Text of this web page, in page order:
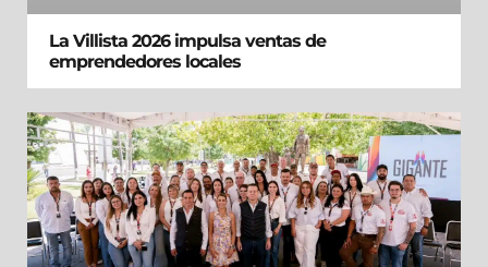
La Villista 2026 impulsa ventas de
emprendedores locales